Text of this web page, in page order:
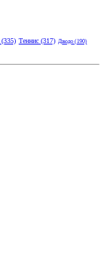
(335) Теннис (317) Дзюдо (190)